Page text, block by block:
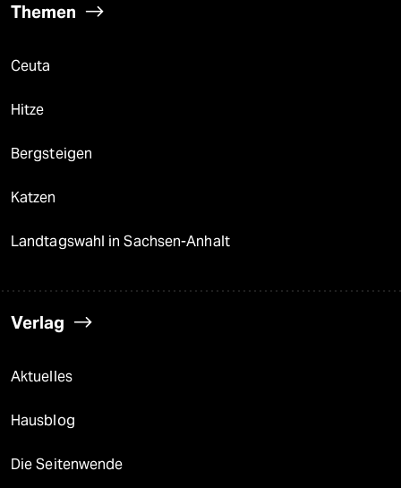
Themen
Ceuta
Hitze
Bergsteigen
Katzen
Landtagswahl in Sachsen-Anhalt
Verlag
Aktuelles
Hausblog
Die Seitenwende